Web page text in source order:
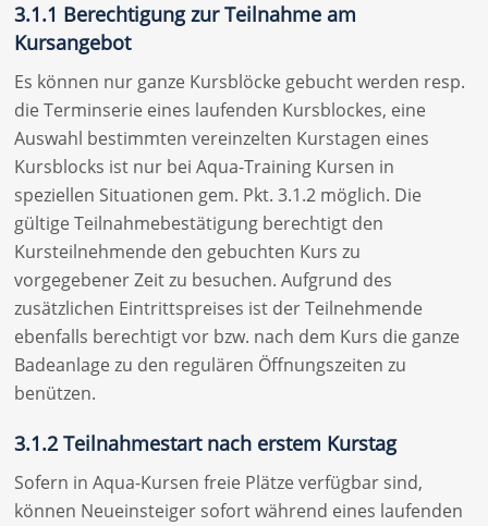
3.1.1 Berechtigung zur Teilnahme am
Kursangebot
Es können nur ganze Kursblöcke gebucht werden resp.
die Terminserie eines laufenden Kursblockes, eine
Auswahl bestimmten vereinzelten Kurstagen eines
Kursblocks ist nur bei Aqua-Training Kursen in
speziellen Situationen gem. Pkt. 3.1.2 möglich. Die
gültige Teilnahmebestätigung berechtigt den
Kursteilnehmende den gebuchten Kurs zu
vorgegebener Zeit zu besuchen. Aufgrund des
zusätzlichen Eintrittspreises ist der Teilnehmende
ebenfalls berechtigt vor bzw. nach dem Kurs die ganze
Badeanlage zu den regulären Öffnungszeiten zu
benützen.
3.1.2 Teilnahmestart nach erstem Kurstag
Sofern in Aqua-Kursen freie Plätze verfügbar sind,
können Neueinsteiger sofort während eines laufenden